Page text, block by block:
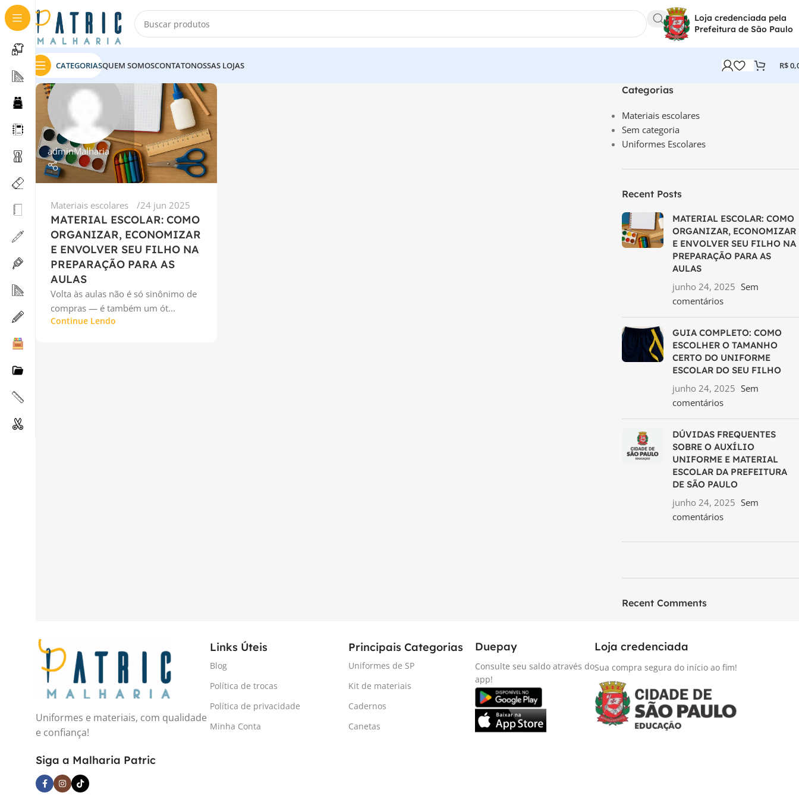
Loja credenciada pela
Prefeitura de São Paulo
CATEGORIASQUEM SOMOSCONTATONOSSAS LOJAS R$
adminMalharia
Materiais escolares 24 jun 2025
MATERIAL ESCOLAR: COMO
ORGANIZAR, ECONOMIZAR
E ENVOLVER SEU FILHO NA
PREPARAÇÃO PARA AS
AULAS
Volta às aulas não é só sinônimo de
compras — é também um ót...
Continue Lendo
Categorias
Materiais escolares
Sem categoria
Uniformes Escolares
Recent Posts
MATERIAL ESCOLAR: COMO
ORGANIZAR, ECONOMIZAR
E ENVOLVER SEU FILHO NA
PREPARAÇÃO PARA AS
AULAS
junho 24, 2025 Sem
comentários
GUIA COMPLETO: COMO
ESCOLHER O TAMANHO
CERTO DO UNIFORME
ESCOLAR DO SEU FILHO
junho 24, 2025 Sem
comentários
DÚVIDAS FREQUENTES
SOBRE O AUXÍLIO
UNIFORME E MATERIAL
ESCOLAR DA PREFEITURA
DE SÃO PAULO
junho 24, 2025 Sem
comentários
HP Envy 34
Recent Comments
Uniformes e materiais, com qualidade
e confiança!
Siga a Malharia Patric
Links Úteis
Blog
Política de trocas
Política de privacidade
Minha Conta
Principais Categorias
Uniformes de SP
Kit de materiais
Cadernos
Canetas
Duepay
Consulte seu saldo através do
app!
Loja credenciada
Sua compra segura do início ao fim!